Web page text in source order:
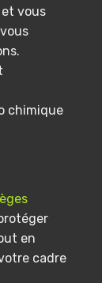
vous
chimique
en
cadre